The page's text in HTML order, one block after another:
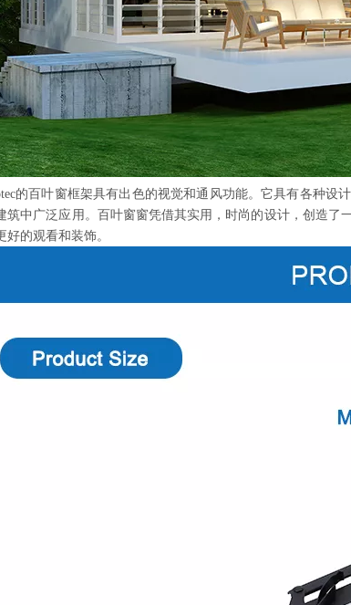
的百叶窗框架具有出色的视觉和通风功能。它具有各种
筑中广泛应用。百叶窗窗凭借其实用，时尚的设计，创造
好的观看和装饰。